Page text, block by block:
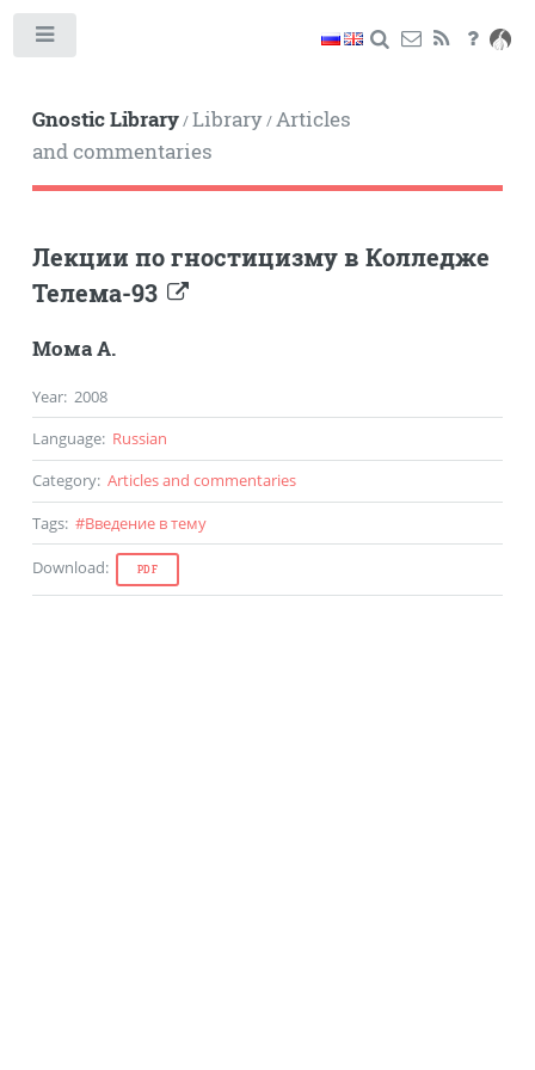
Gnostic Library/Library/Articles
and commentaries
Лекции по гностицизму в Колледже
Телема-93
Мома А.
Year: 2008
Language: Russian
Category: Articles and commentaries
Tags: #Введение в тему
Download: PDF